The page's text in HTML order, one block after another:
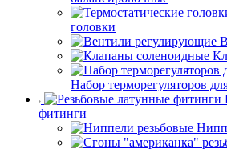
головки
Набор терморегуляторов
фитинги